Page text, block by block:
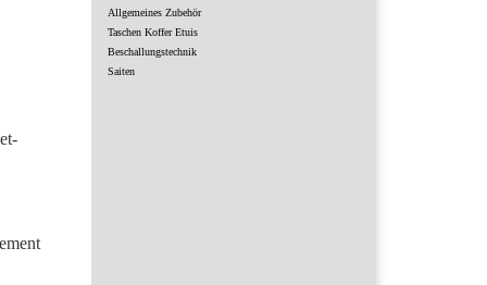
Allgemeines Zubehör
Taschen Koffer Etuis
Beschallungstechnik
Saiten